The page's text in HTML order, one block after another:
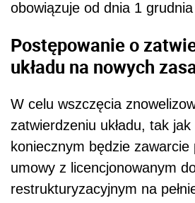
obowiązuje od dnia 1
Postępowanie o
układu na nowych
W celu wszczęcia
zatwierdzeniu układu, tak
koniecznym będzie zawarcie
umowy z licencjonowanym
restrukturyzacyjnym na